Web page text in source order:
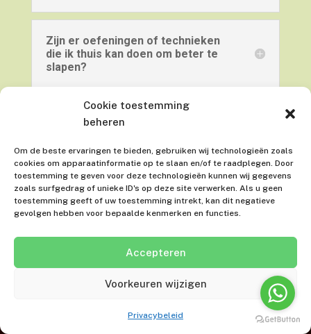
Cookie toestemming
beheren
Om de beste ervaringen te bieden, gebruiken wij technologieën zoals
cookies om apparaatinformatie op te slaan en/of te raadplegen. Door
toestemming te geven voor deze technologieën kunnen wij gegevens
zoals surfgedrag of unieke ID's op deze site verwerken. Als u geen
toestemming geeft of uw toestemming intrekt, kan dit negatieve
gevolgen hebben voor bepaalde kenmerken en functies.
Accepteren
Voorkeuren wijzigen
Privacybeleid
Zijn er oefeningen of technieken
die ik thuis kan doen om beter te
slapen?
Pagina’s
Home
Energetische Therapie
Energetisch Therapeut
Klachten